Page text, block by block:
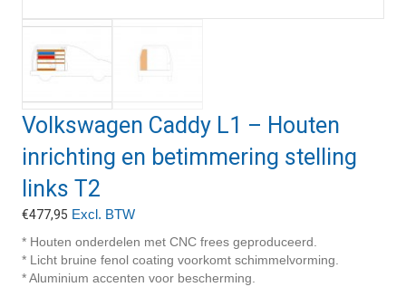
Volkswagen Caddy L1 – Houten
inrichting en betimmering stelling
links T2
€477,95 Excl. BTW
* Houten onderdelen met CNC frees geproduceerd.
* Licht bruine fenol coating voorkomt schimmelvorming.
* Aluminium accenten voor bescherming.